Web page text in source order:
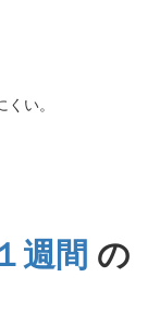
い。
週間 の